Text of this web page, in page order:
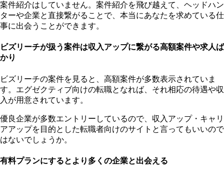
案件紹介はしていません。案件紹介を飛び越えて、ヘッドハン
ターや企業と直接繋がることで、本当にあなたを求めている仕
事に出会うことができます。
ビズリーチが扱う案件は収入アップに繋がる高額案件や求人ば
かり
ビズリーチの案件を見ると、高額案件が多数表示されていま
す。エグゼクティブ向けの転職となれば、それ相応の待遇や収
入が用意されています。
優良企業が多数エントリーしているので、収入アップ・キャリ
アアップを目的とした転職者向けのサイトと言ってもいいので
はないでしょうか。
有料プランにするとより多くの企業と出会える